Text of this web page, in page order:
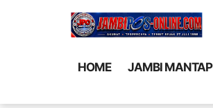
HOME JAMBI MANTAP